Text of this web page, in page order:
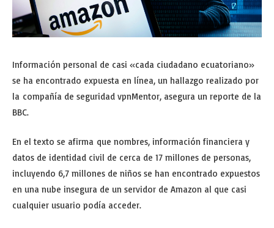
Información personal de casi «cada ciudadano ecuatoriano»
se ha encontrado expuesta en línea, un hallazgo realizado por
la compañía de seguridad vpnMentor, asegura un reporte de la
BBC.
En el texto se afirma que nombres, información financiera y
datos de identidad civil de cerca de 17 millones de personas,
incluyendo 6,7 millones de niños se han encontrado expuestos
en una nube insegura de un servidor de Amazon al que casi
cualquier usuario podía acceder.